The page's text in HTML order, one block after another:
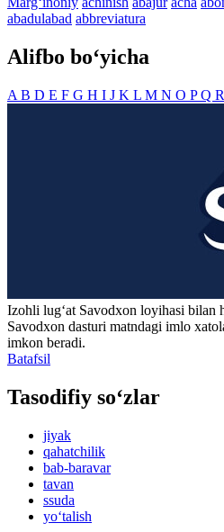
abadulabad abbreviatura
Alifbo bo‘yicha
A B D E F G H I J K L M N O PQ R
Izohli lugʻat Savodxon loyihasi bilan
Savodxon dasturi matndagi imlo
imkon beradi.
Batafsil
Tasodifiy so‘zlar
jiyak
qahatchilik
bab-baravar
tavan
ssuda
yo‘talish